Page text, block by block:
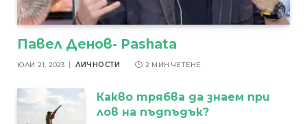
Павел Денов- Pashata
ЮЛИ 21, 2023 ЛИЧНОСТИ 2 МИН ЧЕТЕНЕ
Какво трябва да знаем при
лов на пъдпъдък?